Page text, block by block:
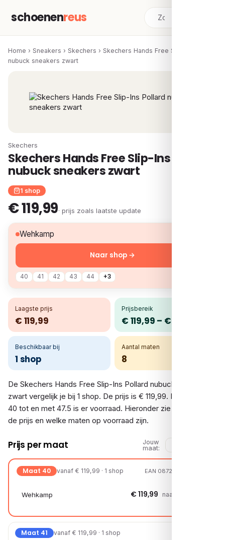
schoenenreus
Home › Sneakers › Skechers › Skechers Hands Free Slip-Ins Pollard
nubuck sneakers zwart
Skechers
Skechers Hands Free Slip-Ins Pollard
nubuck sneakers zwart
1 shop
€ 119,99· prijs zoals laatste update
Wehkamp
40 41 42 43 44 +3
Naar shop →
Laagste prijs
€ 119,99
Prijsbereik
€ 119,99 – € 119,99
Beschikbaar bij
1 shop
Aantal maten
8
De Skechers Hands Free Slip-Ins Pollard nubuck sneakers
zwart vergelijk je bij 1 shop. De prijs is € 119,99. In de maten
40 tot en met 47.5 is er voorraad. Hieronder zie je per shop
de prijs en welke maten op voorraad zijn.
Prijs per maat
Jouw
maat:
Maat 40 vanaf € 119,99 · 1 shop EAN 08721108244500
Wehkamp € 119,99 naar shop →
Maat 41 vanaf € 119,99 · 1 shop